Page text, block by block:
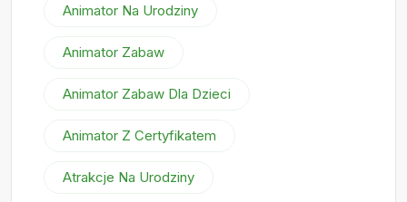
Animator Na Urodziny
Animator Zabaw
Animator Zabaw Dla Dzieci
Animator Z Certyfikatem
Atrakcje Na Urodziny